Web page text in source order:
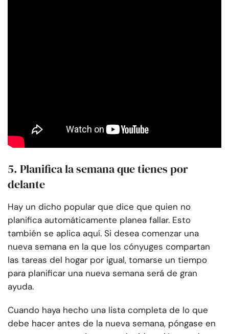
5. Planifica la semana que tienes por
delante
Hay un dicho popular que dice que quien no
planifica automáticamente planea fallar. Esto
también se aplica aquí. Si desea comenzar una
nueva semana en la que los cónyuges compartan
las tareas del hogar por igual, tomarse un tiempo
para planificar una nueva semana será de gran
ayuda.
Cuando haya hecho una lista completa de lo que
debe hacer antes de la nueva semana, póngase en